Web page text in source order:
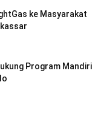
ke Masyarakat
Program Mandiri